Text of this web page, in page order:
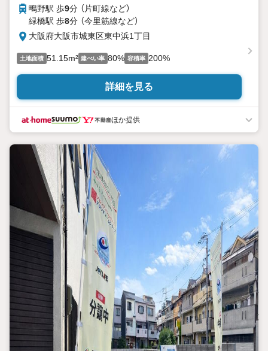
鴫野駅 歩9分 （片町線など）
緑橋駅 歩8分 （今里筋線など）
大阪府大阪市城東区東中浜1丁目
土地面積 51.15m² 建ぺい率 80% 容積率 200%
詳細を見る
ほか提供